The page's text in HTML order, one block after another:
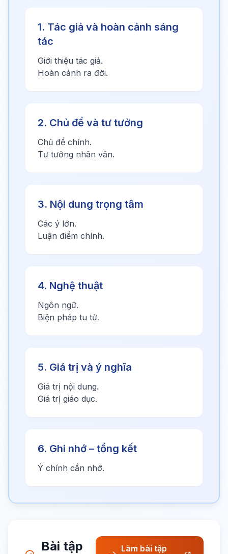
1. Tác giả và hoàn cảnh sáng
tác
Giới thiệu tác giả.
Hoàn cảnh ra đời.
2. Chủ đề và tư tưởng
Chủ đề chính.
Tư tưởng nhân văn.
3. Nội dung trọng tâm
Các ý lớn.
Luận điểm chính.
4. Nghệ thuật
Ngôn ngữ.
Biện pháp tu từ.
5. Giá trị và ý nghĩa
Giá trị nội dung.
Giá trị giáo dục.
6. Ghi nhớ – tổng kết
Ý chính cần nhớ.
Bài tập
Làm bài tập